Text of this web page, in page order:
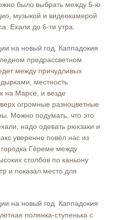
было выбрать между 5-ю
музыкой и видеокамерой
Ехали до 6-ти утра.
предрассветном
между причудливых
местность
на Марсе, и везде
огромные разноцветные
Можно подумать, что это
надо одевать рюкзаки и
уверенно повёл нас из
городка Гёреме между
столбов по каньону
и показал место для
полянка-ступенька с